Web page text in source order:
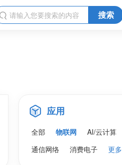
 搜索
应用
全部 物联网 AI/云计算
通信网络
消费电子 更多